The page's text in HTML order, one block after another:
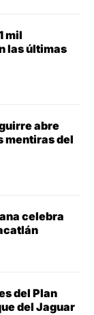
mil
las últimas
abre
mentiras del
celebra
del Plan
del Jaguar